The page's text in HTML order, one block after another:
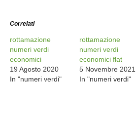
Correlati
rottamazione
numeri verdi
economici
19 Agosto 2020
In "numeri verdi"
rottamazione
numeri verdi
economici flat
5 Novembre 2021
In "numeri verdi"